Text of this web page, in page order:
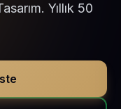
Yıllık 50